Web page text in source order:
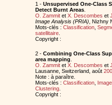
1 - Unsupervised One-Class
Detect Burnt Areas.
O. Zammitet X. Descombes et
Image Analysis (PRIA) , Nizhny
Mots-clés : Classification,
satellitaire.
Copyright :
2 - Combining One-Class
area mapping
O. Zammitet X. Descombes et
Lausanne, Switzerland, août
Note : à paraître.
Mots-clés : Classification,
Clustering.
Copyright :